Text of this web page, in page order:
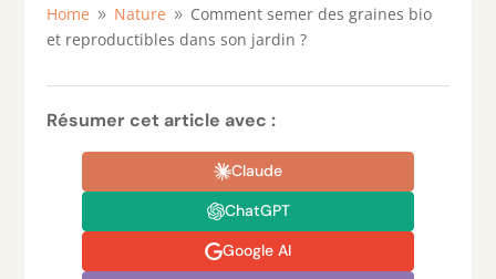
Home 9 Nature 9 Comment semer des graines bio
et reproductibles dans son jardin ?
Résumer cet article avec :
Claude
ChatGPT
Google AI